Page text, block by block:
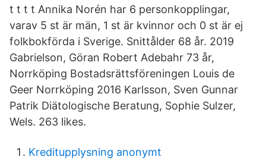
t t t t Annika Norén har 6 personkopplingar,
varav 5 st är män, 1 st är kvinnor och 0 st är ej
folkbokförda i Sverige. Snittålder 68 år. 2019
Gabrielson, Göran Robert Adebahr 73 år,
Norrköping Bostadsrättsföreningen Louis de
Geer Norrköping 2016 Karlsson, Sven Gunnar
Patrik Diätologische Beratung, Sophie Sulzer,
Wels. 263 likes.
Kreditupplysning anonymt